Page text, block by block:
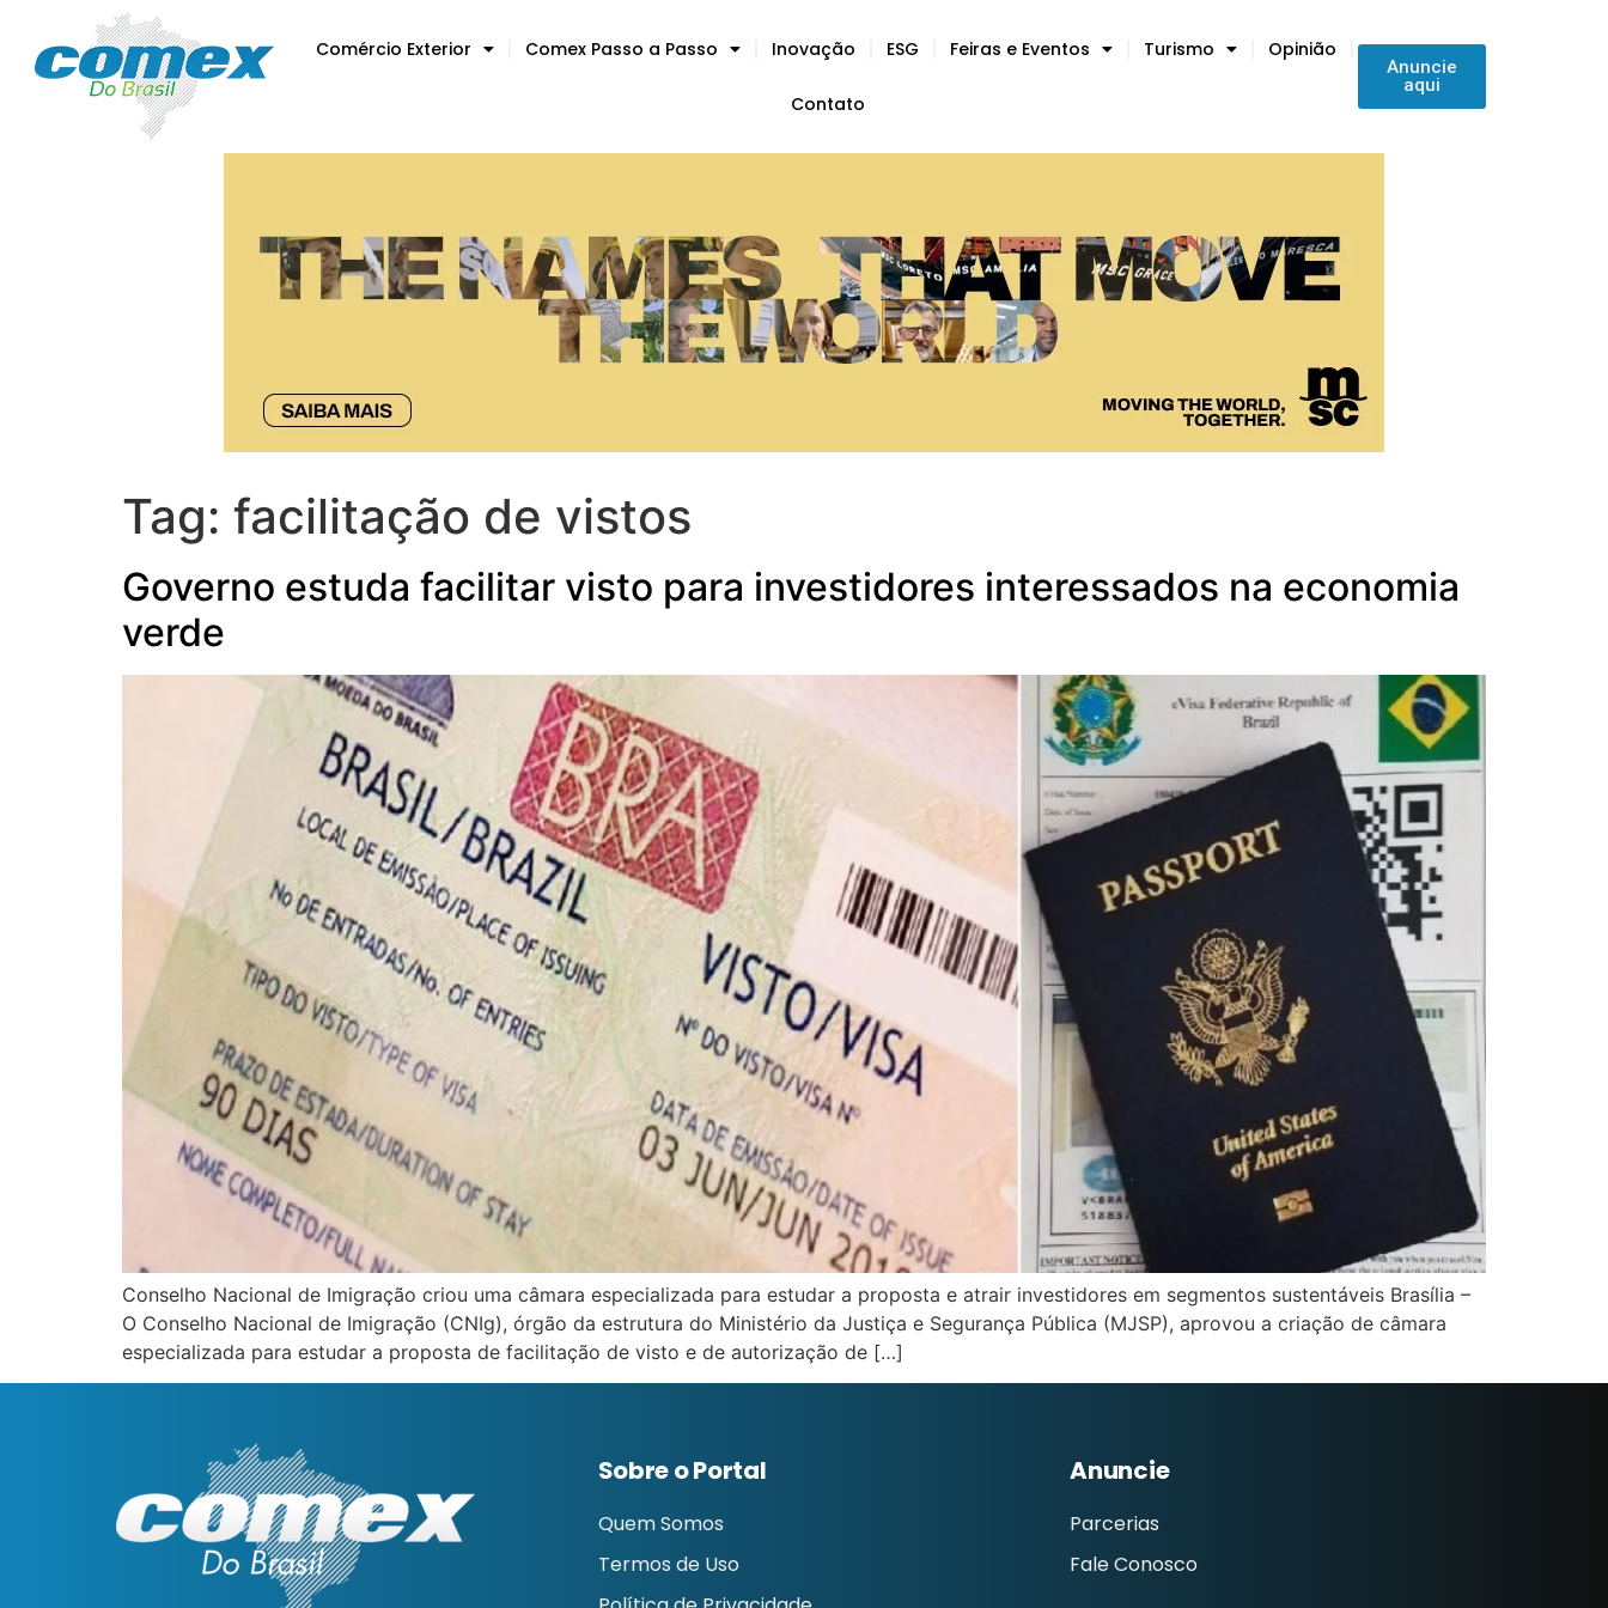
Comércio Exterior Comex Passo a Passo Inovação ESG Feiras e Eventos Turismo Opinião
Contato
Anuncie
aqui
Tag: facilitação de vistos
Governo estuda facilitar visto para investidores interessados na economia
verde
Conselho Nacional de Imigração criou uma câmara especializada para estudar a proposta e atrair investidores em segmentos sustentáveis Brasília –
O Conselho Nacional de Imigração (CNIg), órgão da estrutura do Ministério da Justiça e Segurança Pública (MJSP), aprovou a criação de câmara
especializada para estudar a proposta de facilitação de visto e de autorização de […]
Sobre o Portal
Quem Somos
Termos de Uso
Anuncie
Parcerias
Fale Conosco